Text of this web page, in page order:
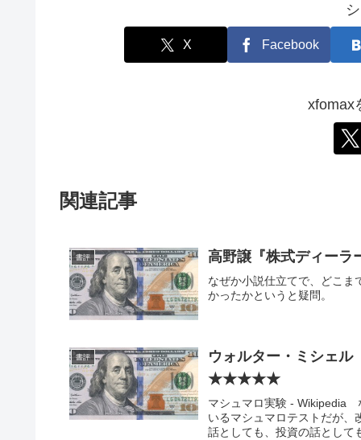
X Facebook
xfomax
関連記事
書評 高野譲『株式ディー
なぜか小説仕立てで、どこま
かったかというと疑問。
書評
ウォルター・ミシェ
★★★★★
マシュマロ実験 - Wikipedia
いるマシュマロテストだが
話としても、投資の話として